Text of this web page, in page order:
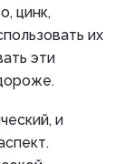
цинк,
их
эти
и